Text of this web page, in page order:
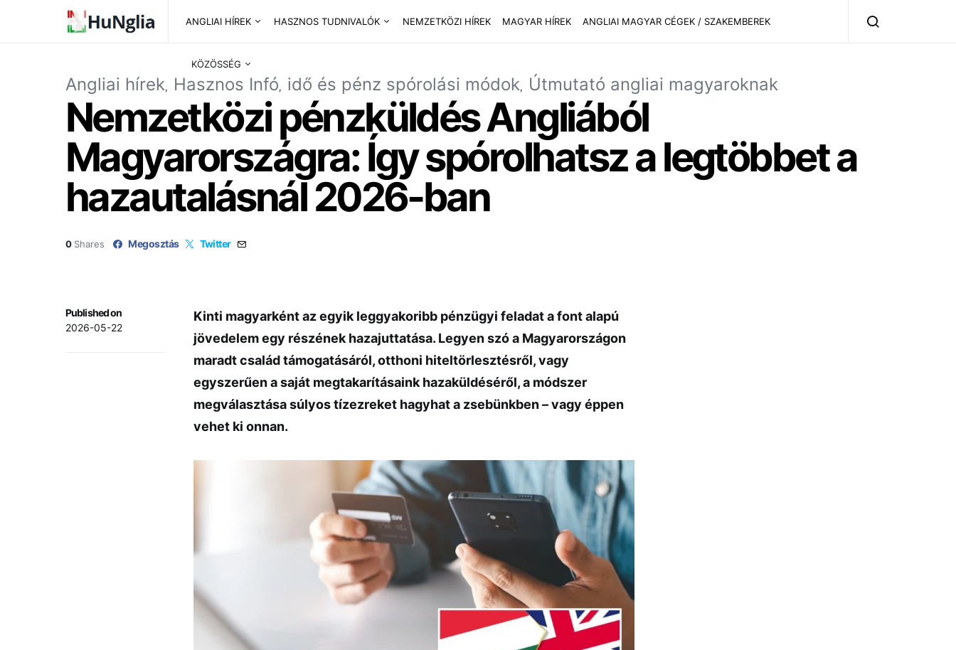
ANGLIAI HÍREK HASZNOS TUDNIVALÓK NEMZETKÖZI HÍREK MAGYAR HÍREK ANGLIAI MAGYAR CÉGEK / SZAKEMBEREK
KÖZÖSSÉG
Angliai hírek Hasznos Infó idő és pénz spórolási módok Útmutató angliai magyaroknak
Nemzetközi pénzküldés Angliából
Magyarországra: Így spórolhatsz a legtöbbet a
hazautalásnál 2026-ban
0 Shares Megosztás Twitter
Published on
2026-05-22
Kinti magyarként az egyik leggyakoribb pénzügyi feladat a font alapú
jövedelem egy részének hazajuttatása. Legyen szó a Magyarországon
maradt család támogatásáról, otthoni hiteltörlesztésről, vagy
egyszerűen a saját megtakarításaink hazaküldéséről, a módszer
megválasztása súlyos tízezreket hagyhat a zsebünkben – vagy éppen
vehet ki onnan.